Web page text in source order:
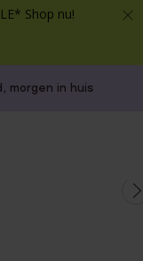
Shop nu!
morgen in huis